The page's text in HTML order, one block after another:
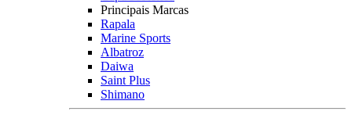
Principais Marcas
Rapala
Marine Sports
Albatroz
Daiwa
Saint Plus
Shimano